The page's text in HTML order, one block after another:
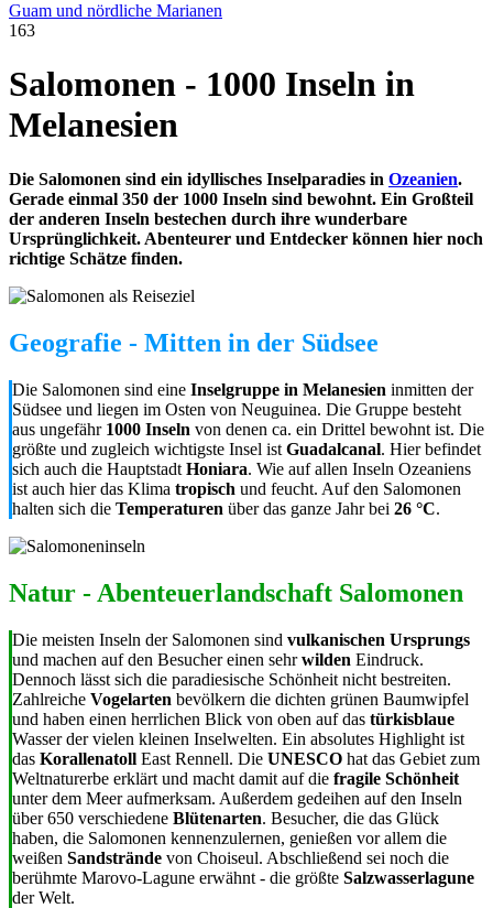
Guam und nördliche Marianen
163
Salomonen - 1000 Inseln in
Melanesien
Die Salomonen sind ein idyllisches Inselparadies in Ozeanien.
Gerade einmal 350 der 1000 Inseln sind bewohnt. Ein Großteil
der anderen Inseln bestechen durch ihre wunderbare
Ursprünglichkeit. Abenteurer und Entdecker können hier noch
richtige Schätze finden.
Geografie - Mitten in der Südsee
Die Salomonen sind eine Inselgruppe in Melanesien inmitten der
Südsee und liegen im Osten von Neuguinea. Die Gruppe besteht
aus ungefähr 1000 Inseln von denen ca. ein Drittel bewohnt ist. Die
größte und zugleich wichtigste Insel ist Guadalcanal. Hier befindet
sich auch die Hauptstadt Honiara. Wie auf allen Inseln Ozeaniens
ist auch hier das Klima tropisch und feucht. Auf den Salomonen
halten sich die Temperaturen über das ganze Jahr bei 26 °C.
Natur - Abenteuerlandschaft Salomonen
Die meisten Inseln der Salomonen sind vulkanischen Ursprungs
und machen auf den Besucher einen sehrwilden Eindruck.
Dennoch lässt sich die paradiesische Schönheit nicht bestreiten.
Zahlreiche Vogelarten bevölkern die dichten grünen Baumwipfel
und haben einen herrlichen Blick von oben auf das türkisblaue
Wasser der vielen kleinen Inselwelten. Ein absolutes Highlight ist
das Korallenatoll East Rennell. Die UNESCO hat das Gebiet zum
Weltnaturerbe erklärt und macht damit auf die fragile Schönheit
unter dem Meer aufmerksam. Außerdem gedeihen auf den Inseln
über 650 verschiedene Blütenarten. Besucher, die das Glück
haben, die Salomonen kennenzulernen, genießen vor allem die
weißen Sandstrände von Choiseul. Abschließend sei noch die
berühmte Marovo-Lagune erwähnt - die größte Salzwasserlagune
der Welt.